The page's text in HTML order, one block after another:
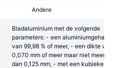
Andere
Bladaluminium met de volgende
parameters: - een aluminiumgehalte
van 99,98 % of meer, - een dikte van
0,070 mm of meer maar niet meer
dan 0,125 mm, - met een kubieke